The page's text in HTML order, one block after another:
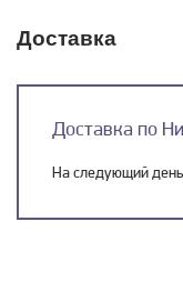
Доставка
Доставка по
На следующий день